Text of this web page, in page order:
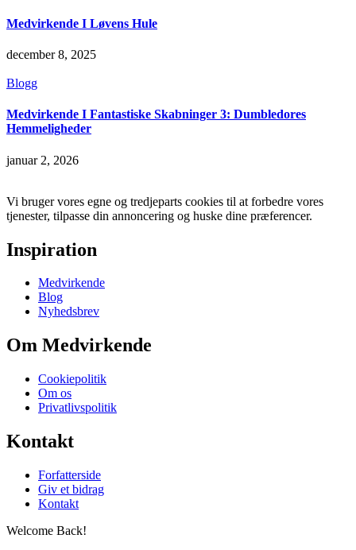
Medvirkende I Løvens Hule
december 8, 2025
Blogg
Medvirkende I Fantastiske Skabninger 3: Dumbledores
Hemmeligheder
januar 2, 2026
Vi bruger vores egne og tredjeparts cookies til at forbedre vores
tjenester, tilpasse din annoncering og huske dine præferencer.
Inspiration
Medvirkende
Blog
Nyhedsbrev
Om Medvirkende
Cookiepolitik
Om os
Privatlivspolitik
Kontakt
Forfatterside
Giv et bidrag
Kontakt
Welcome Back!